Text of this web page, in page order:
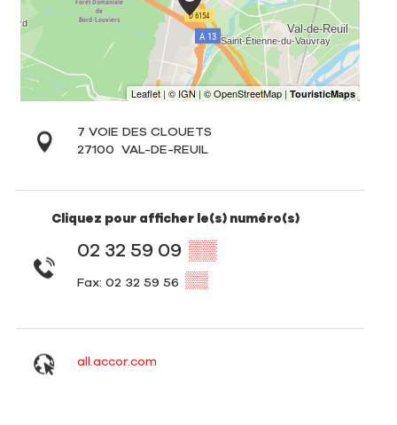
7 VOIE DES CLOUETS
27100
VAL-DE-REUIL
Cliquez pour afficher le(s) numéro(s)
02 32 59 09 ▒▒
Fax: 02 32 59 56 ▒▒
all.accor.com